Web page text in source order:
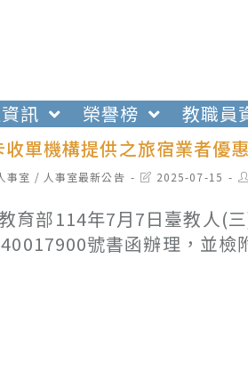
訊 榮譽榜 教職員
單機構提供之旅宿業者優
事室 / 人事室最新公告
Post2025-07-15
育部114年7月7日臺教人(
號書函辦理，並檢